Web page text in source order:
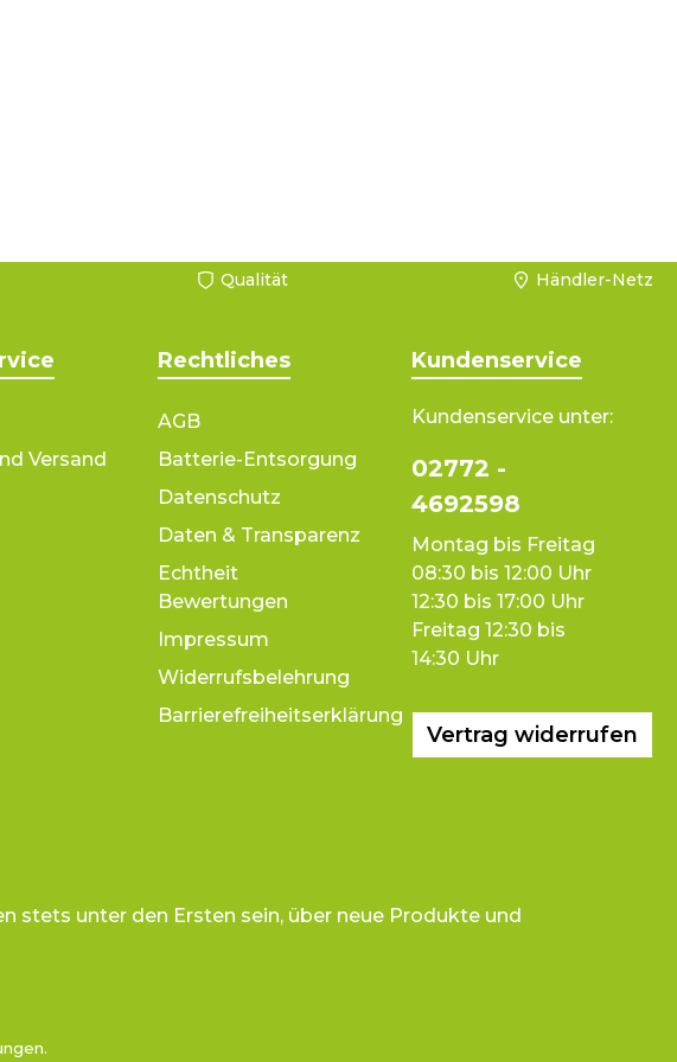
Qualität Händler-Netz
Versand
Rechtliches
AGB
Batterie-Entsorgung
Datenschutz
Daten & Transparenz
Echtheit
Bewertungen
Impressum
Widerrufsbelehrung
Barrierefreiheitserklärung
Kundenservice
Kundenservice unter:
02772 -
4692598
Montag bis Freitag
08:30 bis 12:00 Uhr
12:30 bis 17:00 Uhr
Freitag 12:30 bis
14:30 Uhr
Vertrag widerrufen
stets unter den Ersten sein, über neue Produkte und
.